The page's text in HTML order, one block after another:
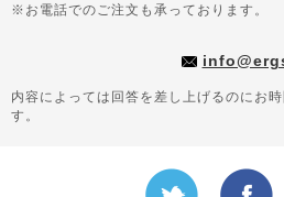
※お電話でのご注文も承っております。
内容によっては回答を差し上げるのにお
す。